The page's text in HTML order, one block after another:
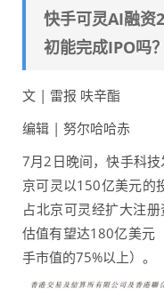
快手可灵AI融资
初能完成IPO吗？
文 | 雷报 呋辛酯
编辑 | 努尔哈哈赤
7月2日晚间，快手科
京可灵以150亿美元的
占北京可灵经扩大注
估值有望达180亿美元
手市值的75%以上）。